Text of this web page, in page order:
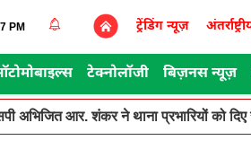
PM ट्रेंडिंग न्यूज़
टेक्नोलॉजी बिज़नस न्यूज़
अभिजित आर. शंकर ने थाना प्रभारियों को दिए